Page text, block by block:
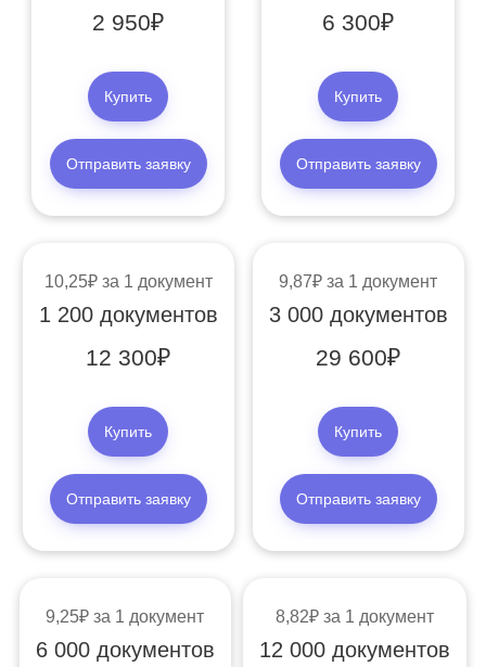
2 950
Купить
Отправить заявку
6 300
Купить
Отправить заявку
10,25 за 1 документ
1 200 документов
12 300
Купить
Отправить заявку
9,87 за 1 документ
3 000 документов
29 600
Купить
Отправить заявку
9,25 за 1 документ
6 000 документов
8,82 за 1 документ
12 000 документов